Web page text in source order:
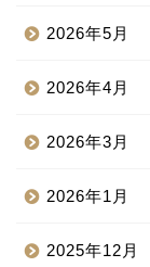
2026年5月
2026年4月
2026年3月
2026年1月
2025年12月